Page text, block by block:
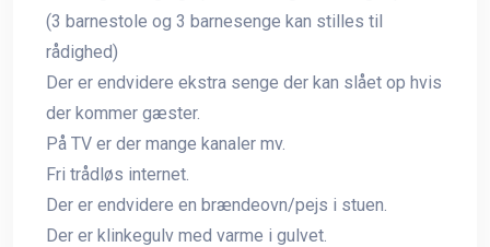
(3 barnestole og 3 barnesenge kan stilles til
rådighed)
Der er endvidere ekstra senge der kan slået op hvis
der kommer gæster.
På TV er der mange kanaler mv.
Fri trådløs internet.
Der er endvidere en brændeovn/pejs i stuen.
Der er klinkegulv med varme i gulvet.